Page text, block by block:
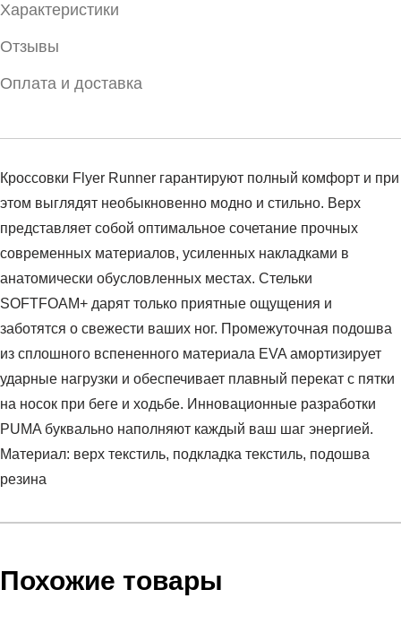
Характеристики
Отзывы
Оплата и доставка
Кроссовки Flyer Runner гарантируют полный комфорт и при
этом выглядят необыкновенно модно и стильно. Верх
представляет собой оптимальное сочетание прочных
современных материалов, усиленных накладками в
анатомически обусловленных местах. Стельки
SOFTFOAM+ дарят только приятные ощущения и
заботятся о свежести ваших ног. Промежуточная подошва
из сплошного вспененного материала EVA амортизирует
ударные нагрузки и обеспечивает плавный перекат с пятки
на носок при беге и ходьбе. Инновационные разработки
PUMA буквально наполняют каждый ваш шаг энергией.
Материал: верх текстиль, подкладка текстиль, подошва
резина
Артикул:19225741
Пол:унисекс
Условия оплаты
высылает Вам менеджер.
Похожие товары